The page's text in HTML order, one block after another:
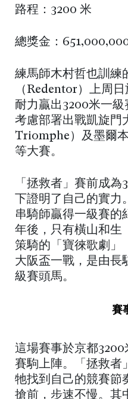
路程：3200 米
總獎金：
練馬師木村哲也訓練
（Redentor）上周
耐力贏出3200米一
考慮部署出戰凱旋門
Triomphe）及墨爾
等大賽。
「拯救者」賽前成
下證明了自己的實
串騎師贏得一級賽的
年後，只有橫山和生
策騎的「寶徠歌劇
大阪盃一戰，是由長
級賽頭馬。
賽
這場賽事於京都
賽駒上陣。「拯救者
牠找到自己的競賽節
搶前，步速不慢。其